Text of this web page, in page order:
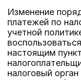
Изменение
платежей по
учетной
настоящим
налоговый